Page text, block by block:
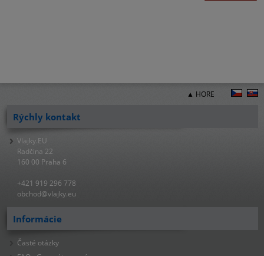
▲ HORE
Rýchly kontakt
Vlajky.EU
Radčina 22
160 00 Praha 6
+421 919 296 778
obchod@vlajky.eu
Informácie
Časté otázky